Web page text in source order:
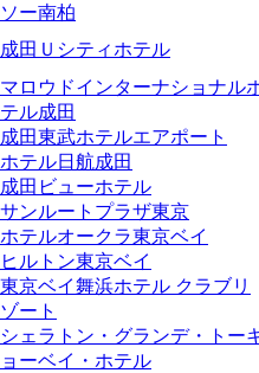
ソー南柏
成田Ｕシティホテル
マロウドインターナショナル
テル成田
成田東武ホテルエアポート
ホテル日航成田
成田ビューホテル
サンルートプラザ東京
ホテルオークラ東京ベイ
ヒルトン東京ベイ
東京ベイ舞浜ホテル クラブリ
ゾート
シェラトン・グランデ・トー
ョーベイ・ホテル